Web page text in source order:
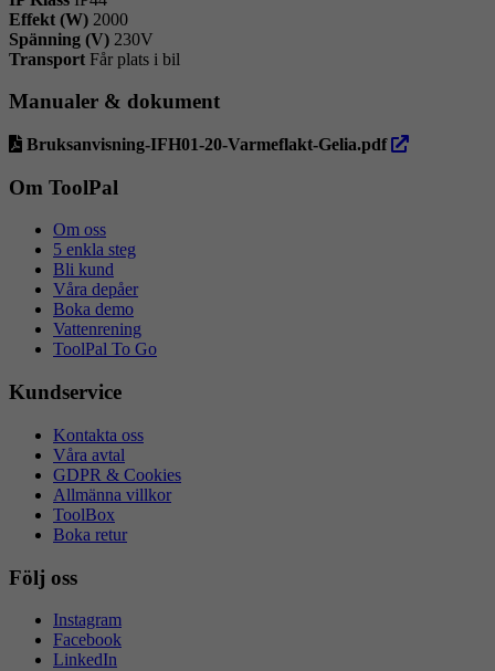
Effekt (W) 2000
Spänning (V) 230V
Transport Får plats i bil
Manualer & dokument
Bruksanvisning-IFH01-20-Varmeflakt-Gelia.pdf öppna
Om ToolPal
Om oss
5 enkla steg
Bli kund
Våra depåer
Boka demo
Vattenrening
ToolPal To Go
Kundservice
Kontakta oss
Våra avtal
GDPR & Cookies
Allmänna villkor
ToolBox
Boka retur
Följ oss
Instagram
Facebook
LinkedIn